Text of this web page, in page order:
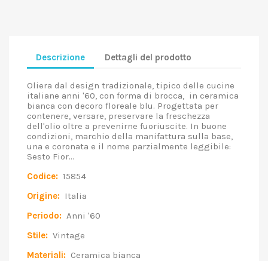
Descrizione Dettagli del prodotto
Oliera dal design tradizionale, tipico delle cucine
italiane anni '60, con forma di brocca, in ceramica
bianca con decoro floreale blu. Progettata per
contenere, versare, preservare la freschezza
dell'olio oltre a prevenirne fuoriuscite. In buone
condizioni, marchio della manifattura sulla base,
una e coronata e il nome parzialmente leggibile:
Sesto Fior...
Codice: 15854
Origine: Italia
Periodo: Anni '60
Stile: Vintage
Materiali: Ceramica bianca